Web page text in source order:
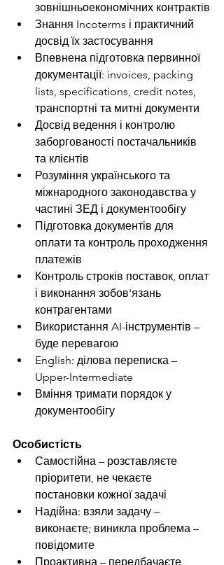
зовнішньоекономічних контрактів
Знання Incoterms і практичний
досвід їх застосування
Впевнена підготовка первинної
документації: invoices, packing
lists, specifications, credit notes,
транспортні та митні документи
Досвід ведення і контролю
заборгованості постачальників
та клієнтів
Розуміння українського та
міжнародного законодавства у
частині ЗЕД і документообігу
Підготовка документів для
оплати та контроль проходження
платежів
Контроль строків поставок, оплат
і виконання зобов'язань
контрагентами
Використання AI-інструментів –
буде перевагою
English: ділова переписка –
Upper-Intermediate
Вміння тримати порядок у
документообігу
Особистість
Самостійна – розставляєте
пріоритети, не чекаєте
постановки кожної задачі
Надійна: взяли задачу –
виконаєте; виникла проблема –
повідомите
Проактивна – передбачаєте